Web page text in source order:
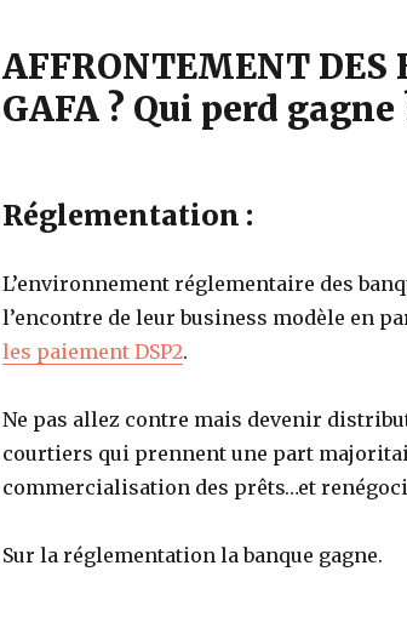
AFFRONTEMENT DES
GAFA ? Qui perd gagne
Réglementation :
L’environnement réglementaire des
l’encontre de leur business modèle en
les paiement DSP2.
Ne pas allez contre mais devenir
courtiers qui prennent une part
commercialisation des prêts…et
Sur la réglementation la banque gagne.